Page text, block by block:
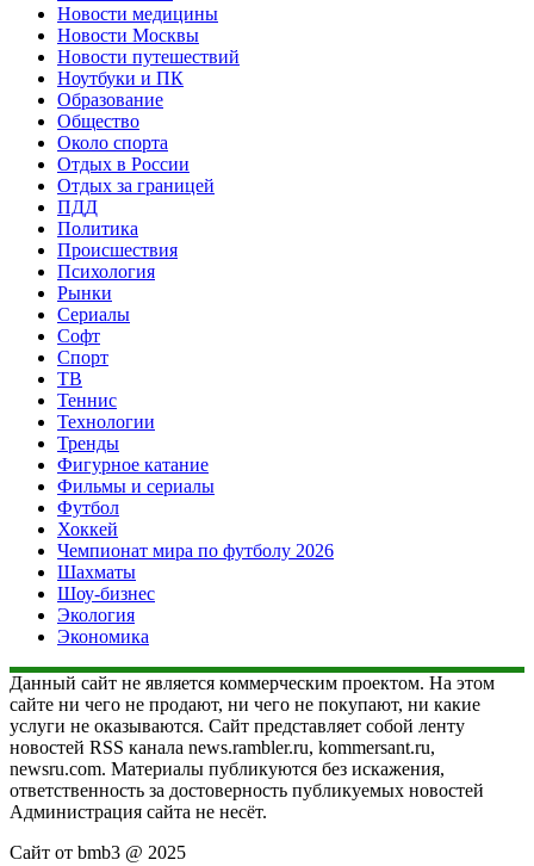
Новости медицины
Новости Москвы
Новости путешествий
Ноутбуки и ПК
Образование
Общество
Около спорта
Отдых в России
Отдых за границей
ПДД
Политика
Происшествия
Психология
Рынки
Сериалы
Софт
Спорт
ТВ
Теннис
Технологии
Тренды
Фигурное катание
Фильмы и сериалы
Футбол
Хоккей
Чемпионат мира по футболу 2026
Шахматы
Шоу-бизнес
Экология
Экономика
Данный сайт не является коммерческим проектом. На этом
сайте ни чего не продают, ни чего не покупают, ни какие
услуги не оказываются. Сайт представляет собой ленту
новостей RSS канала news.rambler.ru, kommersant.ru,
newsru.com. Материалы публикуются без искажения,
ответственность за достоверность публикуемых новостей
Администрация сайта не несёт.
Сайт от bmb3 @ 2025